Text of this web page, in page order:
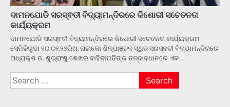
ଦାମନଯୋଡି ସରସ୍ଵତୀ ବିଦ୍ୟାମନ୍ଦିରରେ କିଶୋରୀ ସଚେତନତା
କାର୍ଯ୍ୟକ୍ରମ
ଦାମନଯୋଡି ସରସ୍ଵତୀ ବିଦ୍ୟାମନ୍ଦିରରେ କିଶୋରୀ ସଚେତନତା କାର୍ଯ୍ୟକ୍ରମ
ସେମିଳିଗୁଡା ୧୦.୦୨.୨୬ରିଖ, ନାଲକୋ ଶିଳ୍ପାଞ୍ଚଳ ସ୍ଥିତ ସରସ୍ବତୀ ବିଦ୍ୟାମନ୍ଦିରରେ
ଅଧ୍ୟକ୍ଷ ଡ. ଶୁଭ୍ରାଂଶୁ ଶେଖର ବାହିନୀପତିଙ୍କ ତତ୍ବାବଧାନରେ ଏକ…
Search
for: